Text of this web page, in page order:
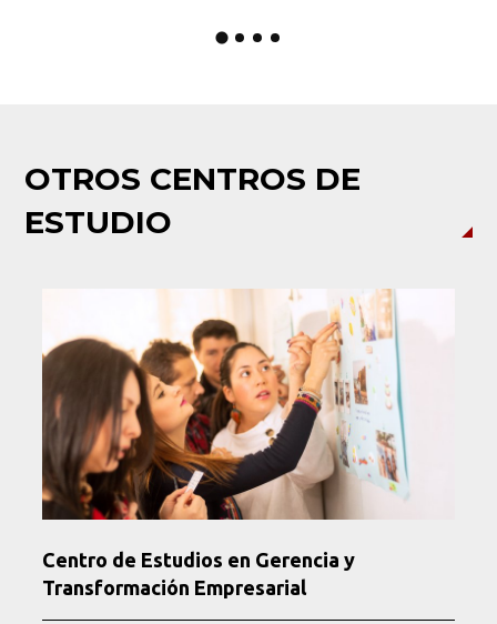
OTROS CENTROS DE
ESTUDIO
Centro de Estudios en Gerencia y
Transformación Empresarial